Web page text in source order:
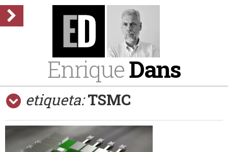
EnriqueDans
etiqueta: TSMC